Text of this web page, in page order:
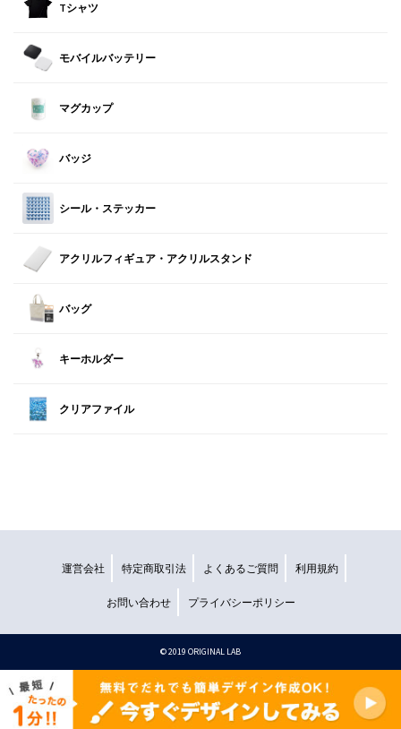
Tシャツ
モバイルバッテリー
マグカップ
バッジ
シール・ステッカー
アクリルフィギュア・アクリルスタンド
バッグ
キーホルダー
クリアファイル
運営会社 特定商取引法 よくあるご質問 利用規約
お問い合わせ プライバシーポリシー
©︎ 2019 ORIGINAL LAB